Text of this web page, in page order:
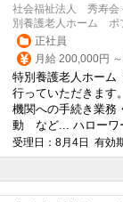
社会福祉法人 秀寿会
別養護老人ホーム ポ
正社員
月給 200,000円
特別養護老人ホー
行っていただきます
機関への手続き業務
動 など... ハローワ
受理日：8月4日 有効